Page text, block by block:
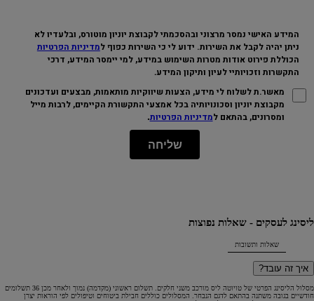
המידע האישי נמסר מרצוני ובהסכמתי לקבוצת יוניון מוטורס, ובלעדיו לא
ניתן יהיה לקבל את השירות. ידוע לי כי השירות כפוף למדיניות הפרטיות
הכוללת פירוט אודות מטרות השימוש במידע, למי יימסר המידע, דרכי
התקשרות וזכויותיי לעיון ותיקון המידע.
מאשר.ת לשלוח לי מידע, הצעות שיווקיות מותאמות, מבצעים ועדכונים
מקבוצת יוניון וסכונויותיה בכל אמצעי התקשורת הקיימים, לרבות מייל
ומסרונים, בהתאם למדיניות הפרטיות.
שליחה
ליסינג לעסקים - שאלות נפוצות
שאלות ותשובות
איך זה עובד?
מסלול הליסינג הפרטי של טויוטה ליס מורכב משני חלקים. תשלום ראשוני (מקדמה) נמוך ולאחר מכן 36 תשלומים
חודשיים בגובה משתנה בהתאם לדגם הנבחר. המסלולים כוללים חבילת ביטוחים וטיפולים לפי הוראות יצרן